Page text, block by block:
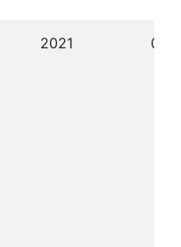
2021 08/